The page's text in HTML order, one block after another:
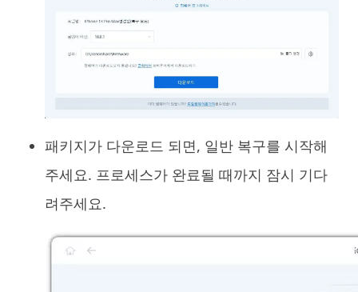
패키지가 다운로드 되면, 일반 복구를 시작해
주세요. 프로세스가 완료될 때까지 잠시 기다
려주세요.